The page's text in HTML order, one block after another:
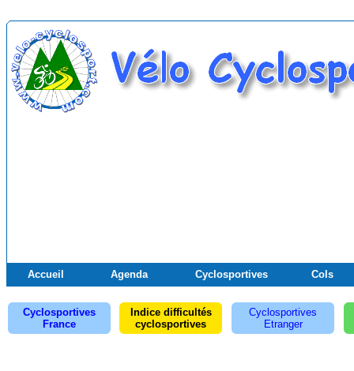
Accueil Agenda Cyclosportives Cols
Cyclosportives
France
Indice difficultés
cyclosportives
Cyclosportives
Etranger